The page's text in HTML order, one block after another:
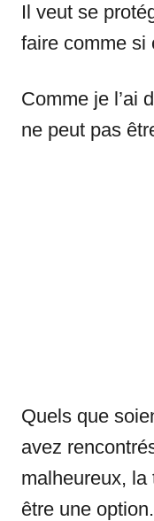
Il veut se
faire comme si
Comme je l’ai
ne peut pas
Quels que
avez
malheureux, la
être une option.